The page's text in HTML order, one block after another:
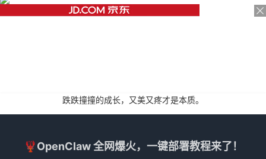
跌跌撞撞的成长，又美又疼才是本质。
🦞OpenClaw 全网爆火，一键部署教程来了！